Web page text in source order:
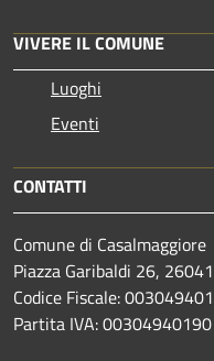
VIVERE IL COMUNE
Luoghi
Eventi
CONTATTI
Comune di Casalmaggiore
Piazza Garibaldi 26,
Codice Fiscale:
Partita IVA: 00304940190